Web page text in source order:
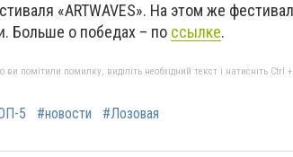
«ARTWAVES». На этом же
Больше о победах – по ссылке.
ви помітили помилку, виділіть необхідний текст і натисніть Ctrl
5 #новости #Лозовая